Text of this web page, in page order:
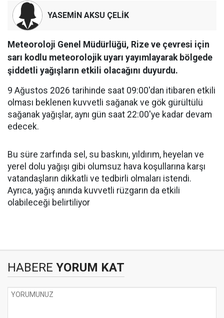
YASEMİN AKSU ÇELİK
Meteoroloji Genel Müdürlüğü, Rize ve çevresi için
sarı kodlu meteorolojik uyarı yayımlayarak bölgede
şiddetli yağışların etkili olacağını duyurdu.
9 Ağustos 2026 tarihinde saat 09:00'dan itibaren etkili
olması beklenen kuvvetli sağanak ve gök gürültülü
sağanak yağışlar, aynı gün saat 22:00'ye kadar devam
edecek.
Bu süre zarfında sel, su baskını, yıldırım, heyelan ve
yerel dolu yağışı gibi olumsuz hava koşullarına karşı
vatandaşların dikkatli ve tedbirli olmaları istendi.
Ayrıca, yağış anında kuvvetli rüzgarın da etkili
olabileceği belirtiliyor
HABERE YORUM KAT